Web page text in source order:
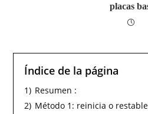
placas
Índice de la página
1) Resumen :
2) Método 1: reinicia o